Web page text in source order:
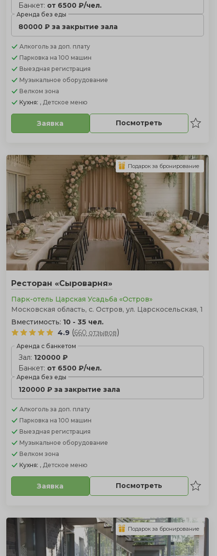
Банкет: от 6500 ₽/чел.
Аренда без еды
80000 ₽ за закрытие зала
Алкоголь за доп. плату
Парковка на 100 машин
Выездная регистрация
Музыкальное оборудование
Велком зона
Кухня: , Детское меню
Заявка Посмотреть
Ресторан «Сыроварня»
Парк-отель Царская Усадьба «Остров»
Московская область, с. Остров, ул. Царскосельская, 1
Вместимость: 10 - 35 чел.
4.9 (660 отзывов)
Аренда с банкетом
Зал: 120000 ₽
Банкет: от 6500 ₽/чел.
Аренда без еды
120000 ₽ за закрытие зала
Алкоголь за доп. плату
Парковка на 100 машин
Выездная регистрация
Музыкальное оборудование
Велком зона
Кухня: , Детское меню
Заявка Посмотреть
Подарок за бронирование
Подарок за бронирование